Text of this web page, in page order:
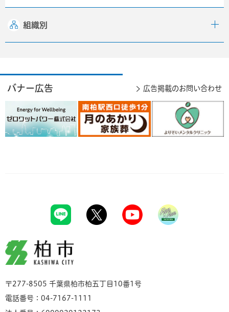
組織別
バナー広告 広告掲載のお問い合わせ
柏市
〒277-8505 千葉県柏市柏五丁目10番1号
電話番号：04-7167-1111